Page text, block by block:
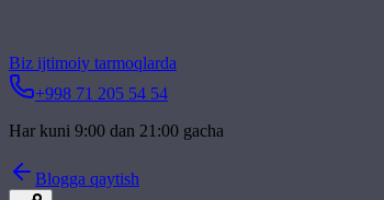
Biz ijtimoiy tarmoqlarda
+998 71 205 54 54
Har kuni 9:00 dan 21:00 gacha
Blogga qaytish